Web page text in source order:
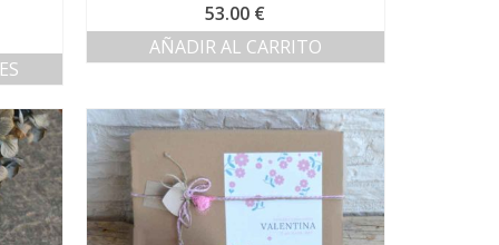
53.00 €
AÑADIR AL CARRITO